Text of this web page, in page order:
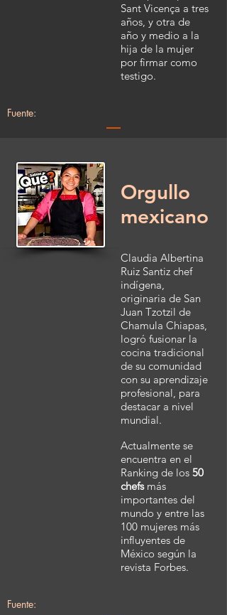
Sant Vicença a tres
años, y otra de
año y medio a la
hija de la mujer
por firmar como
testigo.
Fuente:
Orgullo
mexicano
Claudia Albertina
Ruiz Santiz chef
indígena,
originaria de San
Juan Tzotzil de
Chamula Chiapas,
logró fusionar la
cocina tradicional
de su comunidad
con su aprendizaje
profesional, para
destacar a nivel
mundial.
Actualmente se
encuentra en el
Ranking de los 50
chefsmás
importantes del
mundo y entre las
100 mujeres más
influyentes de
México según la
revista Forbes.
Fuente: